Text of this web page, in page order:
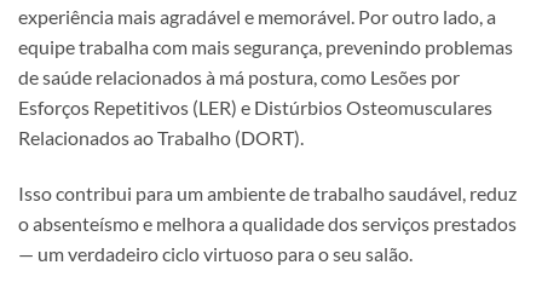
experiência mais agradável e memorável. Por outro lado, a
equipe trabalha com mais segurança, prevenindo problemas
de saúde relacionados à má postura, como Lesões por
Esforços Repetitivos (LER) e Distúrbios Osteomusculares
Relacionados ao Trabalho (DORT).
Isso contribui para um ambiente de trabalho saudável, reduz
o absenteísmo e melhora a qualidade dos serviços prestados
— um verdadeiro ciclo virtuoso para o seu salão.